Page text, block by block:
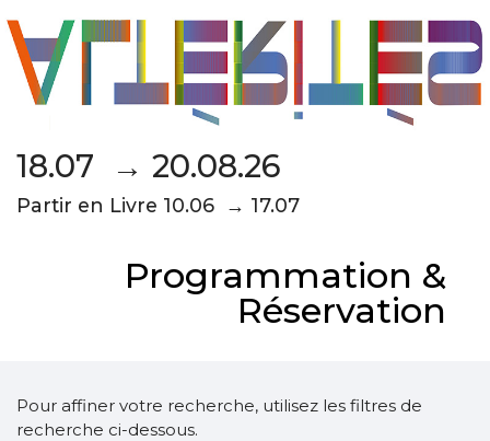
18.07 → 20.08.26
Partir en Livre 10.06 → 17.07
Programmation &
Réservation
Pour affiner votre recherche, utilisez les filtres de
recherche ci-dessous.